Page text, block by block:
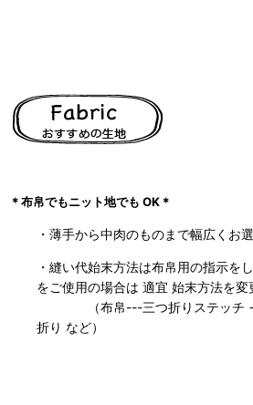
＊布帛でもニット地でも OK＊
・薄手から中肉のものまで幅広くお
・縫い代始末方法は布帛用の指示を
をご使用の場合は 適宜 始末方法を
（布帛---三つ折りステッチ →
折り など）